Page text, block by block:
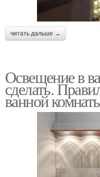
читать дальше →
Освещение в
сделать.
ванной